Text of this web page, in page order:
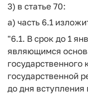
3) в статье 70:
а) часть 6.1
"6.1. В срок до 1
являющимся
государственного
государственной
до дня